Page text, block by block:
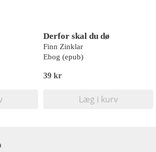
Derfor skal du dø
Finn Zinklar
Ebog (epub)
39 kr
Læg i kurv